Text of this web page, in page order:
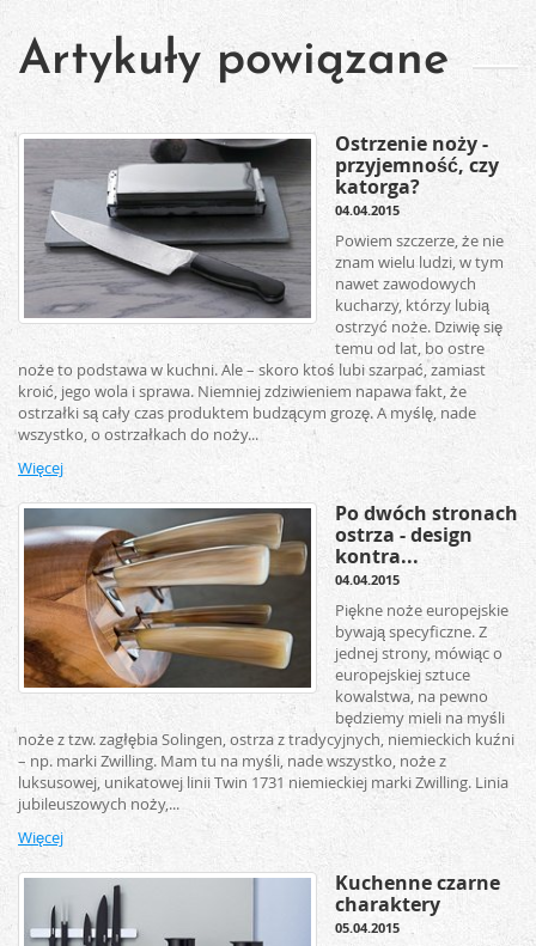
Artykuły powiązane
Ostrzenie noży -
przyjemność, czy
katorga?
04.04.2015
Powiem szczerze, że nie
znam wielu ludzi, w tym
nawet zawodowych
kucharzy, którzy lubią
ostrzyć noże. Dziwię się
temu od lat, bo ostre
noże to podstawa w kuchni. Ale – skoro ktoś lubi szarpać, zamiast
kroić, jego wola i sprawa. Niemniej zdziwieniem napawa fakt, że
ostrzałki są cały czas produktem budzącym grozę. A myślę, nade
wszystko, o ostrzałkach do noży...
Więcej
Po dwóch stronach
ostrza - design
kontra...
04.04.2015
Piękne noże europejskie
bywają specyficzne. Z
jednej strony, mówiąc o
europejskiej sztuce
kowalstwa, na pewno
będziemy mieli na myśli
noże z tzw. zagłębia Solingen, ostrza z tradycyjnych, niemieckich kuźni
– np. marki Zwilling. Mam tu na myśli, nade wszystko, noże z
luksusowej, unikatowej linii Twin 1731 niemieckiej marki Zwilling. Linia
jubileuszowych noży,...
Więcej
Kuchenne czarne
charaktery
05.04.2015